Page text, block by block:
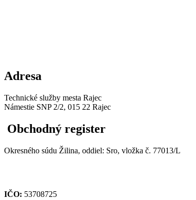
Adresa
Technické služby mesta Rajec
Námestie SNP 2/2, 015 22 Rajec
Obchodný register
Okresného súdu Žilina, oddiel: Sro, vložka č. 77013/L
IČO: 53708725